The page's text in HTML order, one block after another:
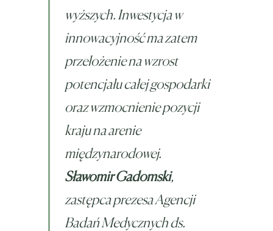
wyższych. Inwestycja w
innowacyjność ma zatem
przełożenie na wzrost
potencjału całej gospodarki
oraz wzmocnienie pozycji
kraju na arenie
międzynarodowej.
Sławomir Gadomski,
zastępca prezesa Agencji
Badań Medycznych ds.